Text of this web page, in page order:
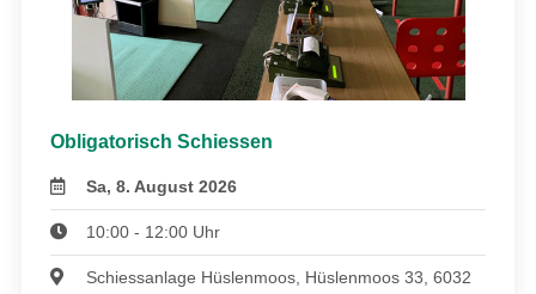
Obligatorisch Schiessen
Sa, 8. August 2026
10:00 - 12:00 Uhr
Schiessanlage Hüslenmoos, Hüslenmoos 33, 6032